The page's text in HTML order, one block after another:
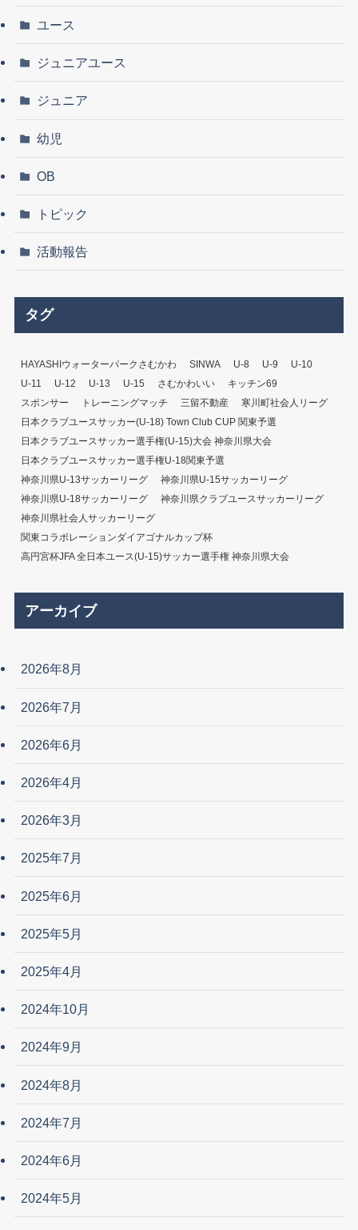
ユース
ジュニアユース
ジュニア
幼児
OB
トピック
活動報告
タグ
HAYASHIウォーターパークさむかわ SINWA U-8 U-9
U-10
U-11
U-12 U-13 U-15 さむかわいい
キッチン69
スポンサー
トレーニングマッチ 三留不動産
寒川町社会人リーグ
日本クラブユースサッカー(U-18) Town Club CUP 関東予選
日本クラブユースサッカー選手権(U-15)大会 神奈川県大会
日本クラブユースサッカー選手権U-18関東予選
神奈川県U-13サッカーリーグ
神奈川県U-15サッカーリーグ
神奈川県U-18サッカーリーグ
神奈川県クラブユースサッカーリーグ
神奈川県社会人サッカーリーグ
関東コラボレーションダイアゴナルカップ杯
高円宮杯JFA 全日本ユース(U-15)サッカー選手権 神奈川県大会
アーカイブ
2026年8月
2026年7月
2026年6月
2026年4月
2026年3月
2025年7月
2025年6月
2025年5月
2025年4月
2024年10月
2024年9月
2024年8月
2024年7月
2024年6月
2024年5月